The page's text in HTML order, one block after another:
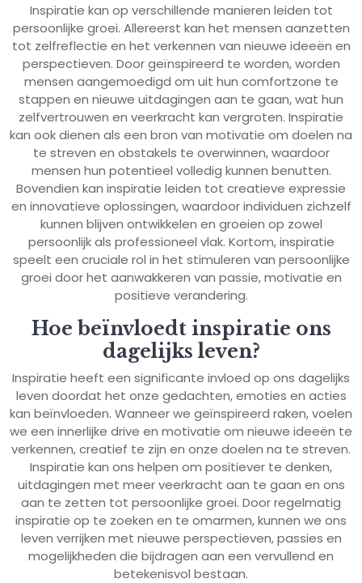
Inspiratie kan op verschillende manieren leiden tot
persoonlijke groei. Allereerst kan het mensen aanzetten
tot zelfreflectie en het verkennen van nieuwe ideeën en
perspectieven. Door geïnspireerd te worden, worden
mensen aangemoedigd om uit hun comfortzone te
stappen en nieuwe uitdagingen aan te gaan, wat hun
zelfvertrouwen en veerkracht kan vergroten. Inspiratie
kan ook dienen als een bron van motivatie om doelen na
te streven en obstakels te overwinnen, waardoor
mensen hun potentieel volledig kunnen benutten.
Bovendien kan inspiratie leiden tot creatieve expressie
en innovatieve oplossingen, waardoor individuen zichzelf
kunnen blijven ontwikkelen en groeien op zowel
persoonlijk als professioneel vlak. Kortom, inspiratie
speelt een cruciale rol in het stimuleren van persoonlijke
groei door het aanwakkeren van passie, motivatie en
positieve verandering.
Hoe beïnvloedt inspiratie ons
dagelijks leven?
Inspiratie heeft een significante invloed op ons dagelijks
leven doordat het onze gedachten, emoties en acties
kan beïnvloeden. Wanneer we geïnspireerd raken, voelen
we een innerlijke drive en motivatie om nieuwe ideeën te
verkennen, creatief te zijn en onze doelen na te streven.
Inspiratie kan ons helpen om positiever te denken,
uitdagingen met meer veerkracht aan te gaan en ons
aan te zetten tot persoonlijke groei. Door regelmatig
inspiratie op te zoeken en te omarmen, kunnen we ons
leven verrijken met nieuwe perspectieven, passies en
mogelijkheden die bijdragen aan een vervullend en
betekenisvol bestaan.